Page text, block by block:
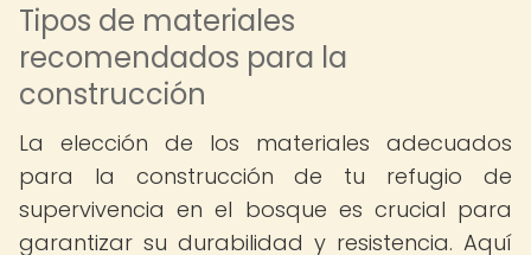
Tipos de materiales
recomendados para la
construcción
La elección de los materiales adecuados
para la construcción de tu refugio de
supervivencia en el bosque es crucial para
garantizar su durabilidad y resistencia. Aquí